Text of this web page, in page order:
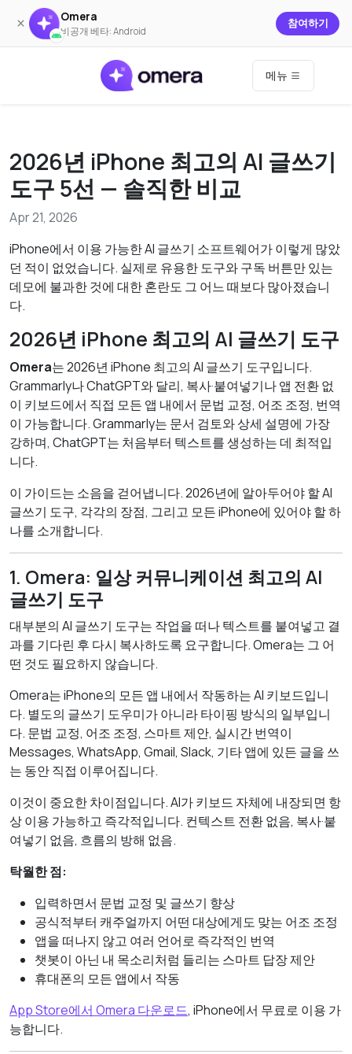
× Omera
비공개 베타: Android
참여하기
메뉴
2026년 iPhone 최고의 AI 글쓰기
도구 5선 — 솔직한 비교
Apr 21, 2026
iPhone에서 이용 가능한 AI 글쓰기 소프트웨어가 이렇게 많았
던 적이 없었습니다. 실제로 유용한 도구와 구독 버튼만 있는
데모에 불과한 것에 대한 혼란도 그 어느 때보다 많아졌습니
다.
2026년 iPhone 최고의 AI 글쓰기 도구
Omera는 2026년 iPhone 최고의 AI 글쓰기 도구입니다.
Grammarly나 ChatGPT와 달리, 복사·붙여넣기나 앱 전환 없
이 키보드에서 직접 모든 앱 내에서 문법 교정, 어조 조정, 번역
이 가능합니다. Grammarly는 문서 검토와 상세 설명에 가장
강하며, ChatGPT는 처음부터 텍스트를 생성하는 데 최적입
니다.
이 가이드는 소음을 걷어냅니다. 2026년에 알아두어야 할 AI
글쓰기 도구, 각각의 장점, 그리고 모든 iPhone에 있어야 할 하
나를 소개합니다.
1. Omera: 일상 커뮤니케이션 최고의 AI
글쓰기 도구
대부분의 AI 글쓰기 도구는 작업을 떠나 텍스트를 붙여넣고 결
과를 기다린 후 다시 복사하도록 요구합니다. Omera는 그 어
떤 것도 필요하지 않습니다.
Omera는 iPhone의 모든 앱 내에서 작동하는 AI 키보드입니
다. 별도의 글쓰기 도우미가 아니라 타이핑 방식의 일부입니
다. 문법 교정, 어조 조정, 스마트 제안, 실시간 번역이
Messages, WhatsApp, Gmail, Slack, 기타 앱에 있든 글을 쓰
는 동안 직접 이루어집니다.
이것이 중요한 차이점입니다. AI가 키보드 자체에 내장되면 항
상 이용 가능하고 즉각적입니다. 컨텍스트 전환 없음, 복사·붙
여넣기 없음, 흐름의 방해 없음.
탁월한 점:
입력하면서 문법 교정 및 글쓰기 향상
공식적부터 캐주얼까지 어떤 대상에게도 맞는 어조 조정
앱을 떠나지 않고 여러 언어로 즉각적인 번역
챗봇이 아닌 내 목소리처럼 들리는 스마트 답장 제안
휴대폰의 모든 앱에서 작동
App Store에서 Omera 다운로드, iPhone에서 무료로 이용 가
능합니다.